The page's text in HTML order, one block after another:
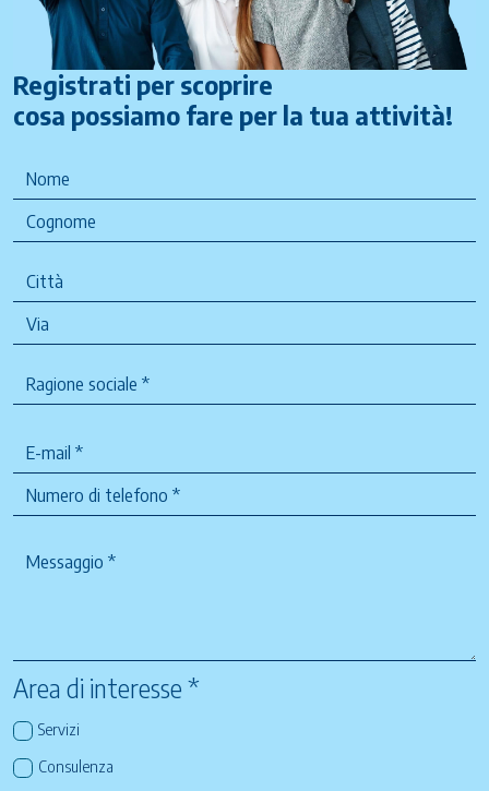
Registrati per scoprire
cosa possiamo fare per la tua attività!
Area di interesse *
Servizi
Consulenza